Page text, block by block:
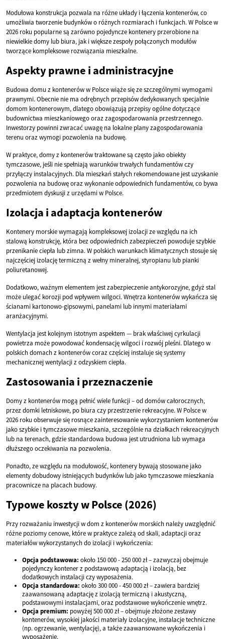
Modułowa konstrukcja pozwala na różne układy i łączenia kontenerów, co
umożliwia tworzenie budynków o różnych rozmiarach i funkcjach. W Polsce w
2026 roku popularne są zarówno pojedyncze kontenery przerobione na
niewielkie domy lub biura, jak i większe zespoły połączonych modułów
tworzące kompleksowe rozwiązania mieszkalne.
Aspekty prawne i administracyjne
Budowa domu z kontenerów w Polsce wiąże się ze szczególnymi wymogami
prawnymi. Obecnie nie ma odrębnych przepisów dedykowanych specjalnie
domom kontenerowym, dlatego obowiązują przepisy ogólne dotyczące
budownictwa mieszkaniowego oraz zagospodarowania przestrzennego.
Inwestorzy powinni zwracać uwagę na lokalne plany zagospodarowania
terenu oraz wymogi pozwolenia na budowę.
W praktyce, domy z kontenerów traktowane są często jako obiekty
tymczasowe, jeśli nie spełniają warunków trwałych fundamentów czy
przyłączy instalacyjnych. Dla mieszkań stałych rekomendowane jest uzyskanie
pozwolenia na budowę oraz wykonanie odpowiednich fundamentów, co bywa
przedmiotem dyskusji z urzędami w Polsce.
Izolacja i adaptacja kontenerów
Kontenery morskie wymagają kompleksowej izolacji ze względu na ich
stalową konstrukcję, która bez odpowiednich zabezpieczeń powoduje szybkie
przenikanie ciepła lub zimna. W polskich warunkach klimatycznych stosuje się
najczęściej izolację termiczną z wełny mineralnej, styropianu lub pianki
poliuretanowej.
Dodatkowo, ważnym elementem jest zabezpieczenie antykorozyjne, gdyż stal
może ulegać korozji pod wpływem wilgoci. Wnętrza kontenerów wykańcza się
ścianami kartonowo-gipsowymi, panelami lub innymi materiałami
aranżacyjnymi.
Wentylacja jest kolejnym istotnym aspektem — brak właściwej cyrkulacji
powietrza może powodować kondensację wilgoci i rozwój pleśni. Dlatego w
polskich domach z kontenerów coraz częściej instaluje się systemy
mechanicznej wentylacji z odzyskiem ciepła.
Zastosowania i przeznaczenie
Domy z kontenerów mogą pełnić wiele funkcji – od domów całorocznych,
przez domki letniskowe, po biura czy przestrzenie rekreacyjne. W Polsce w
2026 roku obserwuje się rosnące zainteresowanie wykorzystaniem kontenerów
jako szybkie i tymczasowe mieszkania, szczególnie na działkach rekreacyjnych
lub na terenach, gdzie standardowa budowa jest utrudniona lub wymaga
dłuższego oczekiwania na pozwolenia.
Ponadto, ze względu na modułowość, kontenery bywają stosowane jako
elementy dobudowy istniejących budynków lub jako tymczasowe mieszkania
pracownicze na placach budowy.
Typowe koszty w Polsce (2026)
Przy rozważaniu inwestycji w dom z kontenerów morskich należy uwzględnić
różne poziomy cenowe, które w praktyce zależą od skali, adaptacji oraz
materiałów wykorzystanych do izolacji i wykończenia:
Opcja podstawowa: około 150 000 - 250 000 zł – zazwyczaj obejmuje
pojedynczy kontener z podstawową adaptacją i izolacją, bez
dodatkowych instalacji czy wyposażenia.
Opcja standardowa: około 300 000 - 450 000 zł – zawiera bardziej
zaawansowaną adaptację z izolacją termiczną i akustyczną,
podstawowymi instalacjami, oraz podstawowe wykończenie wnętrz.
Opcja premium: powyżej 500 000 zł – obejmuje złożone zestawy
kontenerów, wysokiej jakości materiały izolacyjne, instalacje techniczne
(np. ogrzewanie, wentylację), a także zaawansowane wykończenia i
wyposażenie.